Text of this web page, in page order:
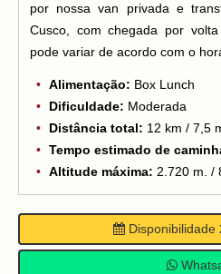
por nossa van privada e
Cusco, com chegada por
pode variar de acordo com o
Alimentação: Box Lunch
Dificuldade: Moderada
Distância total: 12 km / 7,5
Tempo estimado de
Altitude máxima: 2.720 m. /
Disponibilidade